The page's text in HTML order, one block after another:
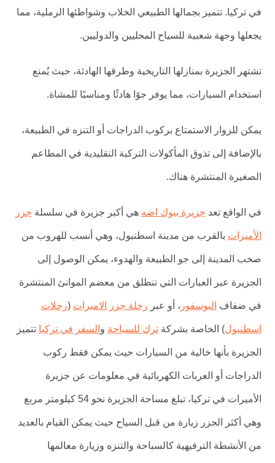
في تركيا. تتميز بجمالها الطبيعي الخلاب وشواطئها الرملية، مما
يجعلها وجهة شعبية للسياح المحليين والدوليين.
تشتهر الجزيرة بمنازلها التاريخية وطرقها الهادئة، حيث يُمنع
استخدام السيارات، مما يوفر جوًا هادئًا ومناسبًا للمشاة.
يمكن للزوار الاستمتاع بركوب الدراجات أو التنزه في الطبيعة،
بالإضافة إلى تذوق المأكولات التركية التقليدية في المطاعم
الصغيرة المنتشرة هناك.
في الواقع تعد جزيرة بيوك اضههي أكبر جزيرة في سلسلة جزر
الأميراتبالقرب من مدينة اسطنبول، وهي أنسب للهروب من
صخب المدينة إلى جو الطبيعة والهدوء، يمكن الوصول إلى
الجزيرة عبر العبارات التي تنطلق من معضم الموانئ المنتشرة
في ضفاف البوسفور ، أو عبر رحلة جزر الاميرات(رحلات
اسطنبول) الخاصة بشركة ترك للسياحةوالسفر في تركياتتميز
الجزيرة بأنها خالية من السيارات حيث يمكن فقط ركوب
الدراجات أو العربات الكهربائية في معلومات عن جزيرة
الأميرات في تركيا، تبلغ مساحة الجزيرة نحو 54 كيلومتر مربع
وهي أكثر الجزر زيارة من قبل السياح حيث يمكن القيام بالعديد
من الأنشطة الترفيهية كالسباحة والتنزه وزيارة معالمها